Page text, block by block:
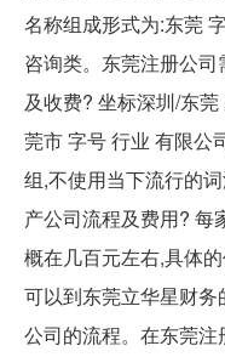
名称组成形式为:东莞
咨询类。东莞注册公
及收费? 坐标深圳/东
莞市 字号 行业 有限公
组,不使用当下流行的
产公司流程及费用? 每
概在几百元左右,具体
可以到东莞立华星财
公司的流程。在东莞